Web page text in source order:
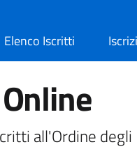
Elenco Iscritti
all'Ordine